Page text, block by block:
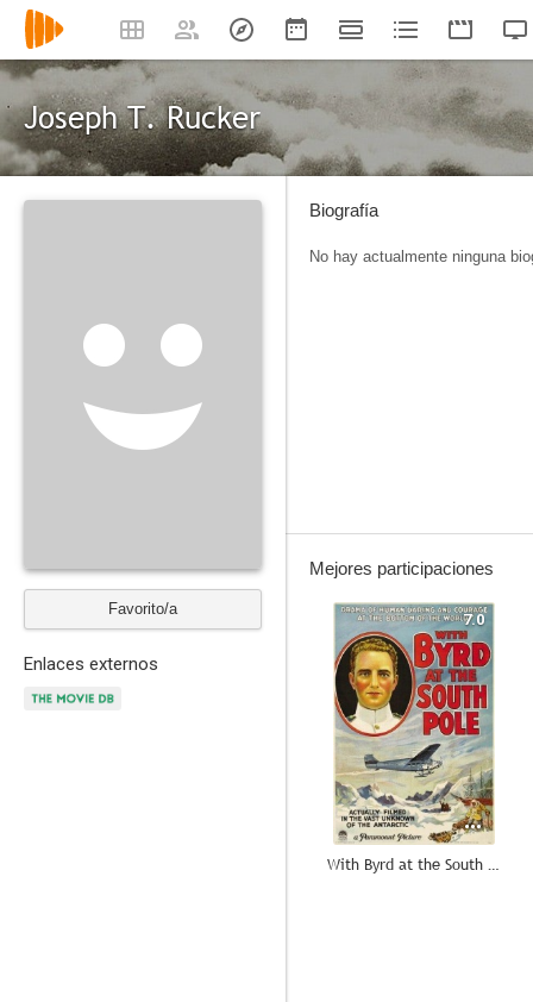
Joseph T. Rucker
Favorito/a
Enlaces externos
Biografía
No hay actualmente ninguna
Mejores participaciones
7.0
With Byrd at the South Pole